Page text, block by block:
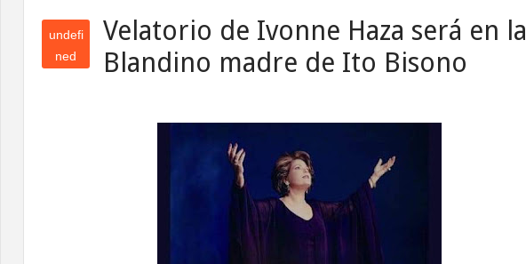
undefi
ned
Velatorio de Ivonne Haza será en la
Blandino madre de Ito Bisono